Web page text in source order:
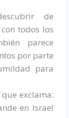
de
todos los
parece
por parte
para
exclama:
en Israel